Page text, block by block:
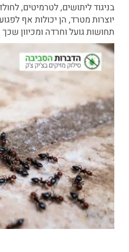
בניגוד ליתושים, לטרמיטים,
יוצרות מטרד, הן יכולות אף
תחושות גועל וחרדה ומכיוון